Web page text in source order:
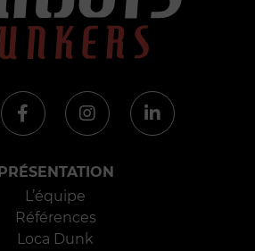
PRÉSENTATION
L’équipe
Références
Loca Dunk